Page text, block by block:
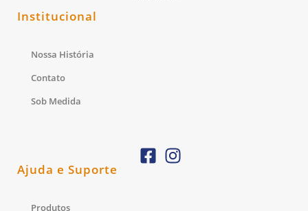
Institucional
Nossa História
Contato
Sob Medida
Ajuda e Suporte
Produtos